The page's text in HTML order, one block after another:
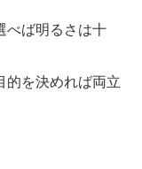
べば明るさは十
的を決めれば両立